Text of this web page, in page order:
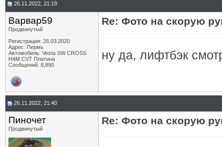
26.11.2022, 21:19
Варвар59
Продвинутый
Регистрация: 26.03.2020
Адрес: Пермь
Автомобиль: Vesta SW CROSS
H4M CVT Платина
Сообщений: 8,890
Re: Фото на скорую
ну да, лифтбэк
26.11.2022, 21:40
Пиночет
Продвинутый
Re: Фото на скорую